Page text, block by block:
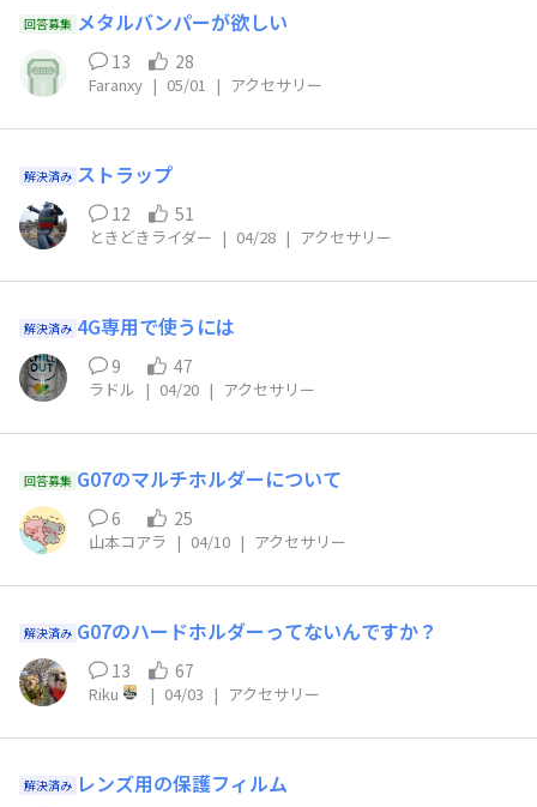
回答募集 メタルバンパーが欲しい
13 28
Faranxy | 05/01 | アクセサリー
解決済み ストラップ
12 51
ときどきライダー | 04/28 | アクセサリー
解決済み 4G専用で使うには
9 47
ラドル | 04/20 | アクセサリー
回答募集 G07のマルチホルダーについて
6 25
山本コアラ | 04/10 | アクセサリー
解決済み G07のハードホルダーってないんですか？
13 67
Riku | 04/03 | アクセサリー
解決済み レンズ用の保護フィルム